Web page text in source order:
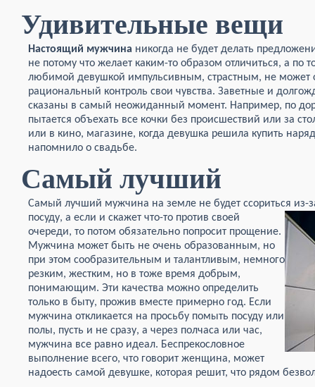
Удивительные вещи
Настоящий мужчина никогда не будет делать
не потому что желает каким-то образом отличиться, а по
любимой девушкой импульсивным, страстным, не может
рациональный контроль свои чувства. Заветные и
сказаны в самый неожиданный момент. Например, по
пытается объехать все кочки без происшествий или за
или в кино, магазине, когда девушка решила купить
напомнило о свадьбе.
Самый лучший
Самый лучший мужчина на земле не будет ссориться из-
посуду, а если и скажет что-то против своей
очереди, то потом обязательно попросит прощение.
Мужчина может быть не очень образованным, но
при этом сообразительным и талантливым, немного
резким, жестким, но в тоже время добрым,
понимающим. Эти качества можно определить
только в быту, прожив вместе примерно год. Если
мужчина откликается на просьбу помыть посуду или
полы, пусть и не сразу, а через полчаса или час,
мужчина все равно идеал. Беспрекословное
выполнение всего, что говорит женщина, может
надоесть самой девушке, которая решит, что рядом